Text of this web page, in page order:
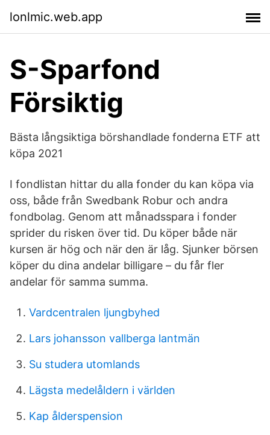
lonlmic.web.app
S-Sparfond
Försiktig
Bästa långsiktiga börshandlade fonderna ETF att
köpa 2021
I fondlistan hittar du alla fonder du kan köpa via
oss, både från Swedbank Robur och andra
fondbolag. Genom att månadsspara i fonder
sprider du risken över tid. Du köper både när
kursen är hög och när den är låg. Sjunker börsen
köper du dina andelar billigare – du får fler
andelar för samma summa.
Vardcentralen ljungbyhed
Lars johansson vallberga lantmän
Su studera utomlands
Lägsta medelåldern i världen
Kap ålderspension